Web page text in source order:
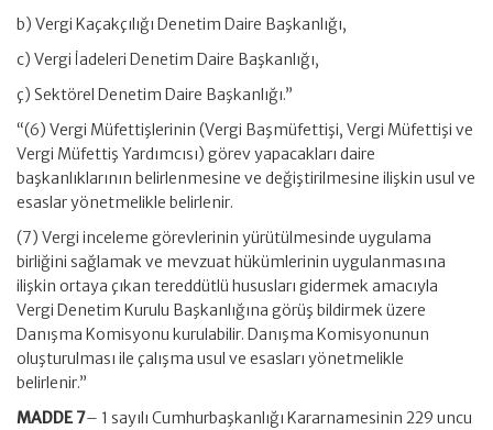
b) Vergi Kaçakçılığı Denetim Daire Başkanlığı,
c) Vergi İadeleri Denetim Daire Başkanlığı,
ç) Sektörel Denetim Daire Başkanlığı.”
“(6) Vergi Müfettişlerinin (Vergi Başmüfettişi, Vergi Müfettişi ve
Vergi Müfettiş Yardımcısı) görev yapacakları daire
başkanlıklarının belirlenmesine ve değiştirilmesine ilişkin usul ve
esaslar yönetmelikle belirlenir.
(7) Vergi inceleme görevlerinin yürütülmesinde uygulama
birliğini sağlamak ve mevzuat hükümlerinin uygulanmasına
ilişkin ortaya çıkan tereddütlü hususları gidermek amacıyla
Vergi Denetim Kurulu Başkanlığına görüş bildirmek üzere
Danışma Komisyonu kurulabilir. Danışma Komisyonunun
oluşturulması ile çalışma usul ve esasları yönetmelikle
belirlenir.”
MADDE 7– 1 sayılı Cumhurbaşkanlığı Kararnamesinin 229 uncu